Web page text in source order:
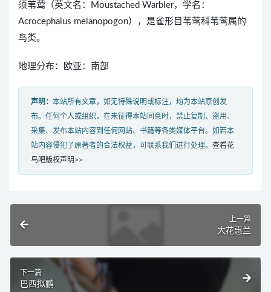
须苇莺（英文名：Moustached Warbler，学名：
Acrocephalus melanopogon），是雀形目苇莺科苇莺属的
鸟类。
地理分布：欧亚：南部
声明： 本站所有文章，如无特殊说明或标注，均为本站原创发
布。任何个人或组织，在未征得本站同意时，禁止复制、盗用、
采集、发布本站内容到任何网站、书籍等各类媒体平台。如若本
站内容侵犯了原著者的合法权益，可联系我们进行处理。 查看花
鸟吧版权声明>>
上一篇
大花惠兰
下一篇
巴西拟鹂